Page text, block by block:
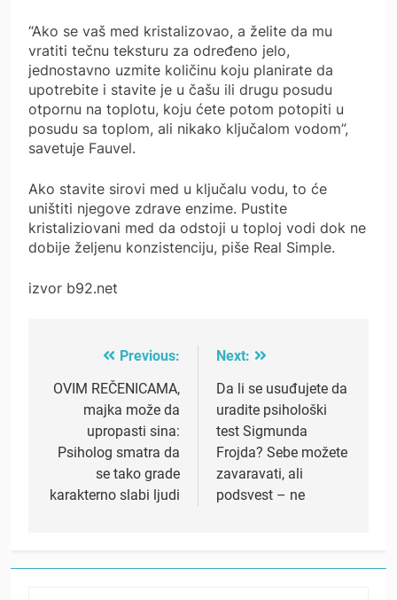
“Ako se vaš med kristalizovao, a želite da mu
vratiti tečnu teksturu za određeno jelo,
jednostavno uzmite količinu koju planirate da
upotrebite i stavite je u čašu ili drugu posudu
otpornu na toplotu, koju ćete potom potopiti u
posudu sa toplom, ali nikako ključalom vodom”,
savetuje Fauvel.
Ako stavite sirovi med u ključalu vodu, to će
uništiti njegove zdrave enzime. Pustite
kristaliziovani med da odstoji u toploj vodi dok ne
dobije željenu konzistenciju, piše Real Simple.
izvor b92.net
navigation
Previous:
OVIM REČENICAMA,
majka može da
upropasti sina:
Psiholog smatra da
se tako grade
karakterno slabi ljudi
Next:
Da li se usuđujete da
uradite psihološki
test Sigmunda
Frojda? Sebe možete
zavaravati, ali
podsvest – ne